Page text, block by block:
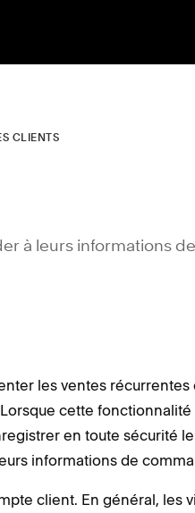
CLIENTS
à leurs informations
les ventes
cette
en toute sécurité
informations de
client. En général, les